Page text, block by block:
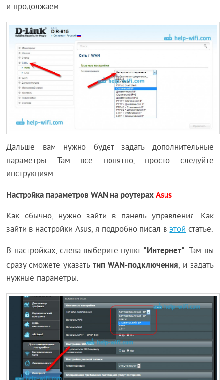
и продолжаем.
Дальше вам нужно будет задать дополнительные
параметры. Там все понятно, просто следуйте
инструкциям.
Настройка параметров WAN на роутерахAsus
Как обычно, нужно зайти в панель управления. Как
зайти в настройки Asus, я подробно писал вэтойстатье.
В настройках, слева выберите пункт "Интернет". Там вы
сразу сможете указать тип WAN-подключения, и задать
нужные параметры.